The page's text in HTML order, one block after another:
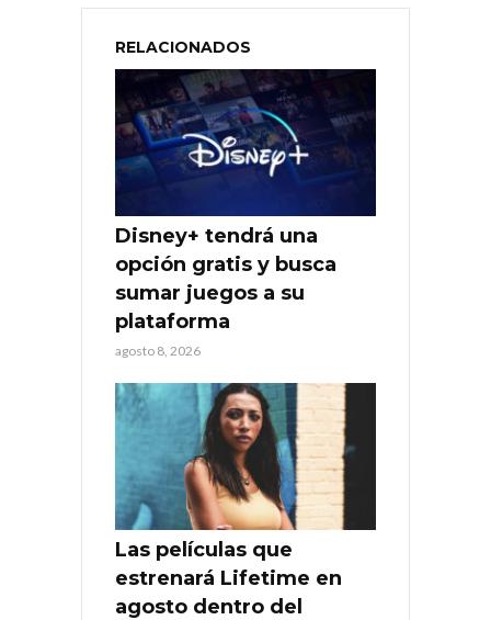
RELACIONADOS
Disney+ tendrá una
opción gratis y busca
sumar juegos a su
plataforma
agosto 8, 2026
Las películas que
estrenará Lifetime en
agosto dentro del